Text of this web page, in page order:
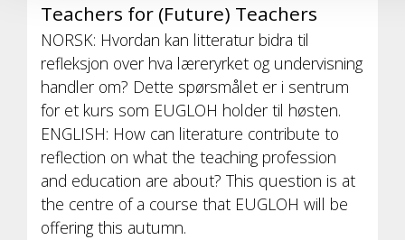
Teachers for (Future) Teachers
NORSK: Hvordan kan litteratur bidra til
refleksjon over hva læreryrket og undervisning
handler om? Dette spørsmålet er i sentrum
for et kurs som EUGLOH holder til høsten.
ENGLISH: How can literature contribute to
reflection on what the teaching profession
and education are about? This question is at
the centre of a course that EUGLOH will be
offering this autumn.